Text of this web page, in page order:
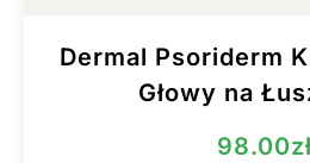
Dermal Psoriderm
Głowy na
98.00